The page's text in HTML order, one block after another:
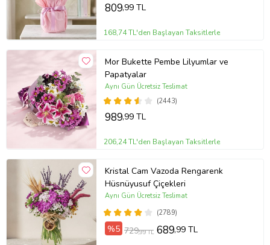
809,99 TL
168,74 TL'den Başlayan Taksitlerle
Mor Bukette Pembe Lilyumlar ve
Papatyalar
(2443)
Aynı Gün Ücretsiz Teslimat
989,99 TL
206,24 TL'den Başlayan Taksitlerle
Kristal Cam Vazoda Rengarenk
Hüsnüyusuf Çiçekleri
(2789)
Aynı Gün Ücretsiz Teslimat
%5 729,99 TL 689,99 TL